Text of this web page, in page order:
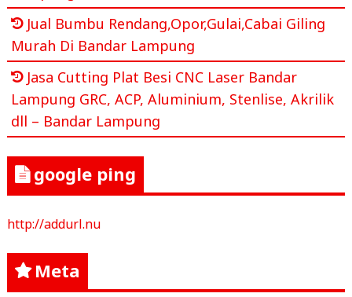
Jual Bumbu Rendang,Opor,Gulai,Cabai Giling
Murah Di Bandar Lampung
Jasa Cutting Plat Besi CNC Laser Bandar
Lampung GRC, ACP, Aluminium, Stenlise, Akrilik
dll – Bandar Lampung
google ping
http://addurl.nu
Meta